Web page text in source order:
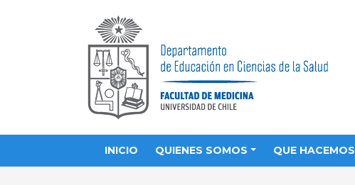
INICIO QUIENES SOMOS QUE HACEMOS